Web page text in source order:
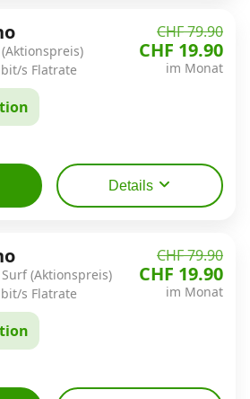
s Flatrate
CHF 79.90
CHF 19.90
im Monat
Details
(Aktionspreis)
s Flatrate
CHF 79.90
CHF 19.90
im Monat